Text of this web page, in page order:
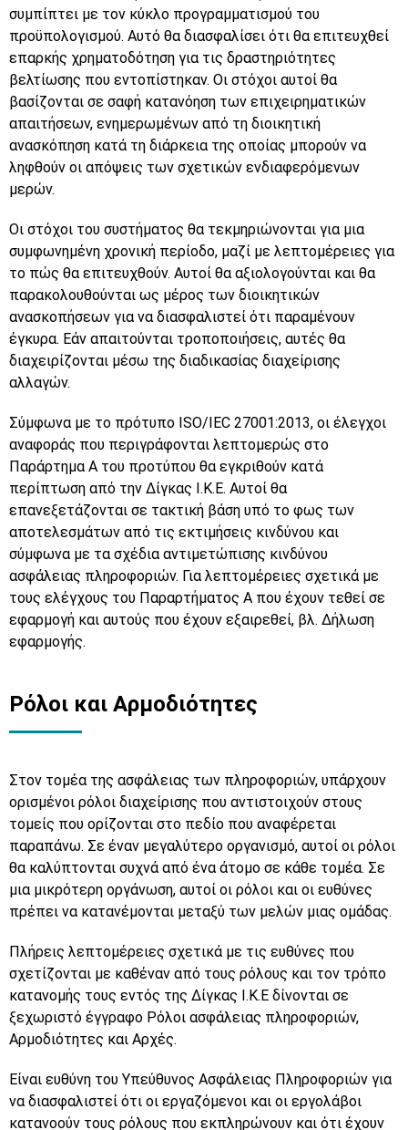
συμπίπτει με τον κύκλο προγραμματισμού του
προϋπολογισμού. Αυτό θα διασφαλίσει ότι θα επιτευχθεί
επαρκής χρηματοδότηση για τις δραστηριότητες
βελτίωσης που εντοπίστηκαν. Οι στόχοι αυτοί θα
βασίζονται σε σαφή κατανόηση των επιχειρηματικών
απαιτήσεων, ενημερωμένων από τη διοικητική
ανασκόπηση κατά τη διάρκεια της οποίας μπορούν να
ληφθούν οι απόψεις των σχετικών ενδιαφερόμενων
μερών.
Οι στόχοι του συστήματος θα τεκμηριώνονται για μια
συμφωνημένη χρονική περίοδο, μαζί με λεπτομέρειες για
το πώς θα επιτευχθούν. Αυτοί θα αξιολογούνται και θα
παρακολουθούνται ως μέρος των διοικητικών
ανασκοπήσεων για να διασφαλιστεί ότι παραμένουν
έγκυρα. Εάν απαιτούνται τροποποιήσεις, αυτές θα
διαχειρίζονται μέσω της διαδικασίας διαχείρισης
αλλαγών.
Σύμφωνα με το πρότυπο ISO/IEC 27001:2013, οι έλεγχοι
αναφοράς που περιγράφονται λεπτομερώς στο
Παράρτημα Α του προτύπου θα εγκριθούν κατά
περίπτωση από την Δίγκας Ι.Κ.Ε. Αυτοί θα
επανεξετάζονται σε τακτική βάση υπό το φως των
αποτελεσμάτων από τις εκτιμήσεις κινδύνου και
σύμφωνα με τα σχέδια αντιμετώπισης κινδύνου
ασφάλειας πληροφοριών. Για λεπτομέρειες σχετικά με
τους ελέγχους του Παραρτήματος Α που έχουν τεθεί σε
εφαρμογή και αυτούς που έχουν εξαιρεθεί, βλ. Δήλωση
εφαρμογής.
Ρόλοι και Αρμοδιότητες
Στον τομέα της ασφάλειας των πληροφοριών, υπάρχουν
ορισμένοι ρόλοι διαχείρισης που αντιστοιχούν στους
τομείς που ορίζονται στο πεδίο που αναφέρεται
παραπάνω. Σε έναν μεγαλύτερο οργανισμό, αυτοί οι ρόλοι
θα καλύπτονται συχνά από ένα άτομο σε κάθε τομέα. Σε
μια μικρότερη οργάνωση, αυτοί οι ρόλοι και οι ευθύνες
πρέπει να κατανέμονται μεταξύ των μελών μιας ομάδας.
Πλήρεις λεπτομέρειες σχετικά με τις ευθύνες που
σχετίζονται με καθέναν από τους ρόλους και τον τρόπο
κατανομής τους εντός της Δίγκας Ι.Κ.Ε δίνονται σε
ξεχωριστό έγγραφο Ρόλοι ασφάλειας πληροφοριών,
Αρμοδιότητες και Αρχές.
Είναι ευθύνη του Υπεύθυνος Ασφάλειας Πληροφοριών για
να διασφαλιστεί ότι οι εργαζόμενοι και οι εργολάβοι
κατανοούν τους ρόλους που εκπληρώνουν και ότι έχουν